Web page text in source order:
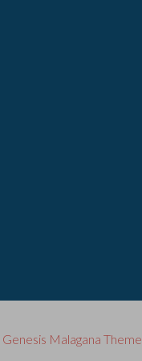
Genesis Malagana Theme